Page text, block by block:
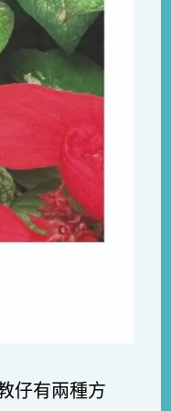
仔有兩種方